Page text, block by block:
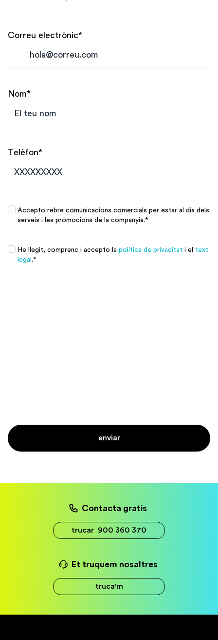
Correu electrònic*
Nom*
Telèfon*
Promociones*
Accepto rebre comunicacions comercials per estar al dia dels
serveis i les promocions de la companyia.*
Promociones*
He llegit, comprenc i accepto la política de privacitat i el text
legal .*
Contacta gratis
trucar 900 360 370
Et truquem nosaltres
truca'm